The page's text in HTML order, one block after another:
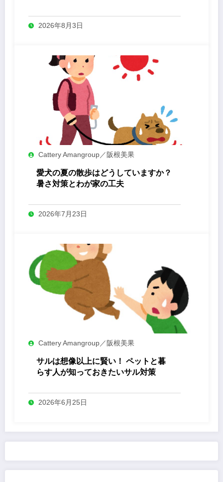
2026年8月3日
Cattery Amangroup／阪根美果
愛犬の夏の散歩はどうしていますか？
暑さ対策とわが家の工夫
2026年7月23日
Cattery Amangroup／阪根美果
サルは想像以上に賢い！ ペットと暮
らす人が知っておきたいサル対策
2026年6月25日